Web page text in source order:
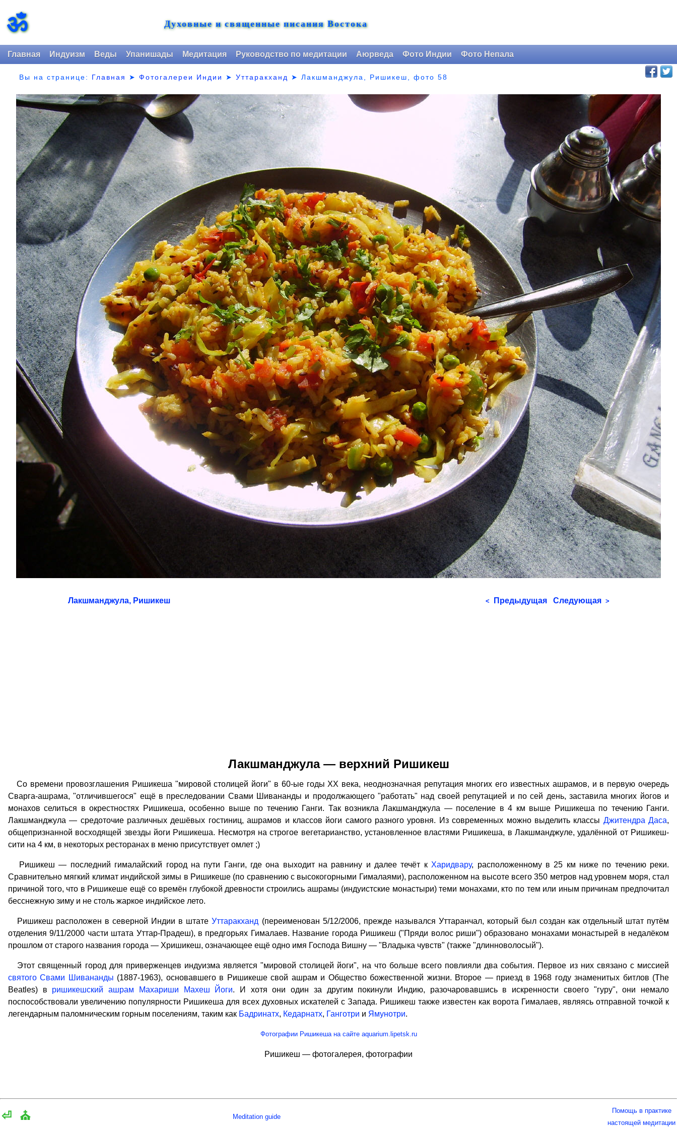
ॐ Духовные и священные писания Востока
Главная Индуизм Веды Упанишады Медитация Руководство по медитации Аюрведа Фото Индии Фото Непала
Вы на странице: Главная ➤Фотогалереи Индии ➤Уттаракханд ➤Лакшманджула, Ришикеш, фото 58
Лакшманджула, Ришикеш < Предыдущая Следующая >
Лакшманджула — верхний Ришикеш
Со времени провозглашения Ришикеша "мировой столицей йоги" в 60-ые годы XX века, неоднозначная репутация многих его известных ашрамов, и в первую очередь
Сварга-ашрама, "отличившегося" ещё в преследовании Свами Шивананды и продолжающего "работать" над своей репутацией и по сей день, заставила многих йогов и
монахов селиться в окрестностях Ришикеша, особенно выше по течению Ганги. Так возникла Лакшманджула — поселение в 4 км выше Ришикеша по течению Ганги.
Лакшманджула — средоточие различных дешёвых гостиниц, ашрамов и классов йоги самого разного уровня. Из современных можно выделить классы Джитендра Даса,
общепризнанной восходящей звезды йоги Ришикеша. Несмотря на строгое вегетарианство, установленное властями Ришикеша, в Лакшманджуле, удалённой от Ришикеш-
сити на 4 км, в некоторых ресторанах в меню присутствует омлет ;)
Ришикеш — последний гималайский город на пути Ганги, где она выходит на равнину и далее течёт к Харидвару, расположенному в 25 км ниже по течению реки.
Сравнительно мягкий климат индийской зимы в Ришикеше (по сравнению с высокогорными Гималаями), расположенном на высоте всего 350 метров над уровнем моря, стал
причиной того, что в Ришикеше ещё со времён глубокой древности строились ашрамы (индуистские монастыри) теми монахами, кто по тем или иным причинам предпочитал
бесснежную зиму и не столь жаркое индийское лето.
Ришикеш расположен в северной Индии в штатеУттаракханд (переименован 5/12/2006, прежде назывался Уттаранчал, который был создан как отдельный штат путём
отделения 9/11/2000 части штата Уттар-Прадеш), в предгорьях Гималаев. Название города Ришикеш ("Пряди волос риши") образовано монахами монастырей в недалёком
прошлом от старого названия города — Хришикеш, означающее ещё одно имя Господа Вишну — "Владыка чувств" (также "длинноволосый").
Этот священный город для приверженцев индуизма является "мировой столицей йоги", на что больше всего повлияли два события. Первое из них связано с миссией
святого Свами Шивананды (1887-1963), основавшего в Ришикеше свой ашрам и Общество божественной жизни. Второе — приезд в 1968 году знаменитых битлов (The
Beatles) в ришикешский ашрам Махариши Махеш Йоги. И хотя они один за другим покинули Индию, разочаровавшись в искренности своего "гуру", они немало
поспособствовали увеличению популярности Ришикеша для всех духовных искателей с Запада. Ришикеш также известен как ворота Гималаев, являясь отправной точкой к
легендарным паломническим горным поселениям, таким как Бадринатх, Кедарнатх, Ганготри и Ямунотри.
Фотографии Ришикеша на сайте aquarium.lipetsk.ru
Ришикеш — фотогалерея, фотографии
⏎ ⛪ Meditation guide
Помощь в практике
настоящей медитации